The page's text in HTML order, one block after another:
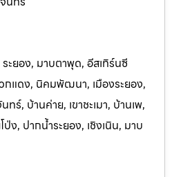
ระยอง, มาบตาพุด, อีสเทิร์นซี
กแดง, นิคมพัฒนา, เมืองระยอง,
ทร์, บ้านค่าย, เขาชะเมา, บ้านเพ,
ป่ง, ปากน้ำระยอง, เชิงเนิน, มาบ